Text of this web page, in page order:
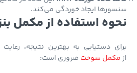
ایجاد خوردگی می‌کند.
استفاده از مکمل
دستیابی به بهترین نتیجه، رعایت
سوختضروری است: